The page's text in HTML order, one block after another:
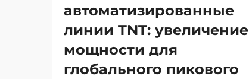
автоматизированные
линии TNT: увеличение
мощности для
глобального пикового